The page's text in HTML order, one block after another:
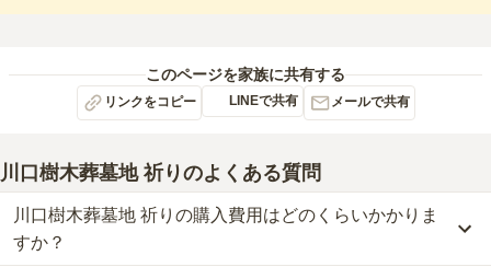
このページを家族に共有する
リンクをコピー LINEで共有 メールで共有
川口樹木葬墓地 祈りのよくある質問
川口樹木葬墓地 祈りの購入費用はどのくらいかかりま
すか？